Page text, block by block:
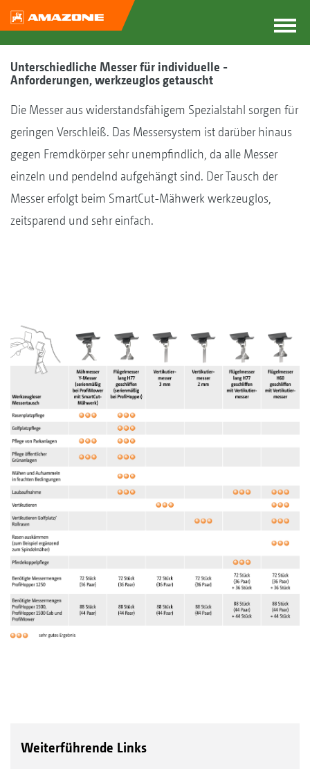
Unterschiedliche Messer für individuelle ­
Anforderungen, werkzeuglos getauscht
Die Messer aus widerstandsfähigem Spezialstahl sorgen für
geringen Verschleiß. Das Messersystem ist darüber hinaus
gegen Fremdkörper sehr unempfindlich, da alle Messer
einzeln und pendelnd aufgehängt sind. Der Tausch der
Messer erfolgt beim SmartCut-Mähwerk werkzeuglos,
zeitsparend und sehr einfach.
Weiterführende Links